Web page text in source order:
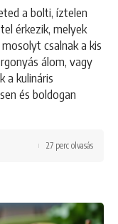
a bolti, íztelen
érkezik, melyek
csalnak a kis
álom, vagy
a kulináris
és boldogan
27 perc olvasás